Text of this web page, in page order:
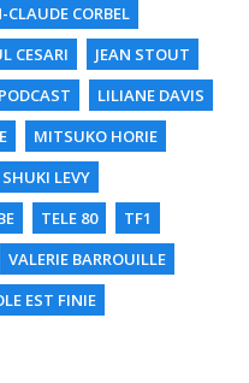
CLAUDE CORBEL
CESARI
JEAN STOUT
LILIANE DAVIS
MITSUKO HORIE
SHUKI LEVY
TELE 80
TF1
VALERIE BARROUILLE
EST FINIE